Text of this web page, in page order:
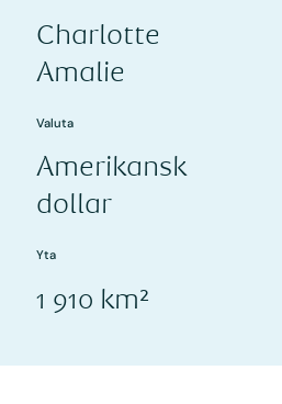
Charlotte
Amalie
Valuta
Amerikansk
dollar
Yta
1 910 km²